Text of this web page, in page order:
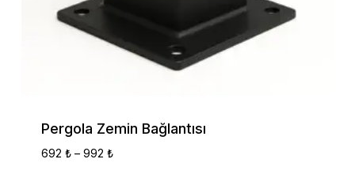
Pergola Zemin Bağlantısı
692 ₺ – 992 ₺Fiyat